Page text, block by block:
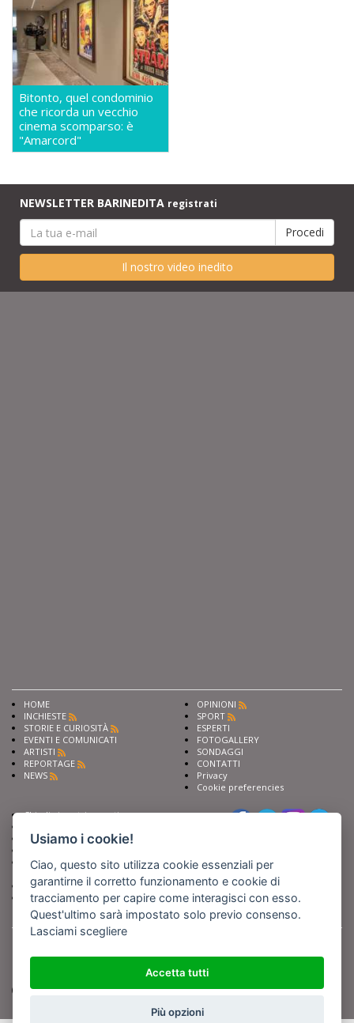
Bitonto, quel condominio
che ricorda un vecchio
cinema scomparso: è
"Amarcord"
NEWSLETTER BARINEDITA registrati
Il nostro video inedito
HOME
INCHIESTE
STORIE E CURIOSITÀ
EVENTI E COMUNICATI
ARTISTI
REPORTAGE
NEWS
OPINIONI
SPORT
ESPERTI
FOTOGALLERY
SONDAGGI
CONTATTI
Privacy
Cookie preferencies
Chiedi ai nostri esperti
Fai pubblicità con noi
Iscriviti al nostro corso di
giornalismo
Compra i nostri libri
Entra in Barinedita Map
Copyright BARIREPORT s.a.s. All rights reserved - Tutte le fotografie recanti il
logo di Barinedita sono state commissionate da BARIREPORT s.a.s. che ne
detiene i Diritti d'Autore e sono state prodotte nell'anno 2012 e seguenti
(tranne che non vi sia uno specifico anno di scatto riportato)
Usiamo i cookie!
Ciao, questo sito utilizza cookie essenziali per
garantirne il corretto funzionamento e cookie di
tracciamento per capire come interagisci con esso.
Quest'ultimo sarà impostato solo previo consenso.
Lasciami scegliere
Accetta tutti
Più opzioni